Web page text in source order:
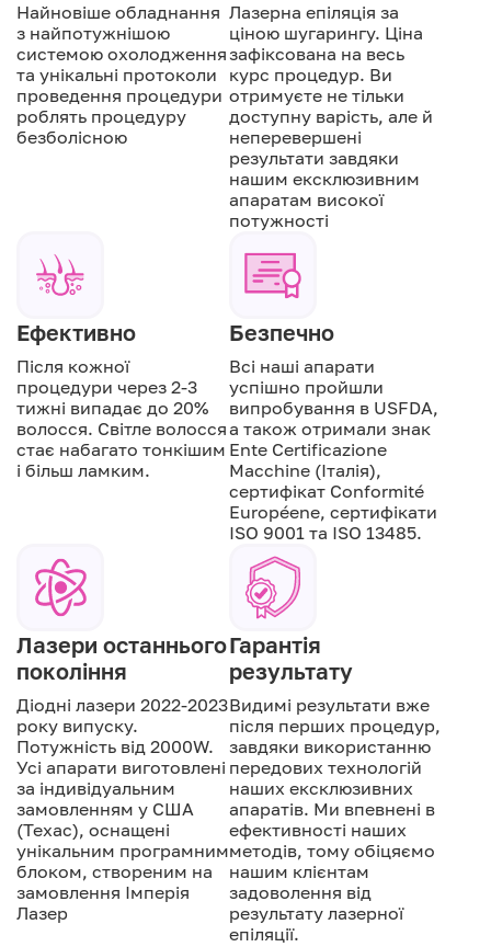
Найновіше обладнання
з найпотужнішою
системою охолодження
та унікальні протоколи
проведення процедури
роблять процедуру
безболісною
Лазерна епіляція за
ціною шугарингу. Ціна
зафіксована на весь
курс процедур. Ви
отримуєте не тільки
доступну варість, але й
неперевершені
результати завдяки
нашим ексклюзивним
апаратам високої
потужності
Ефективно
Після кожної
процедури через 2-3
тижні випадає до 20%
волосся. Світле волосся
стає набагато тонкішим
і більш ламким.
Безпечно
Всі наші апарати
успішно пройшли
випробування в USFDA,
а також отримали знак
Ente Certificazione
Macchine (Італія),
сертифікат Conformité
Européene, сертифікати
ISO 9001 та ISO 13485.
Лазери останнього
покоління
Діодні лазери 2022-2023
року випуску.
Потужність від 2000W.
Усі апарати виготовлені
за індивідуальним
замовленням у США
(Техас), оснащені
унікальним програмним
блоком, створеним на
замовлення Імперія
Лазер
Гарантія
результату
Видимі результати вже
після перших процедур,
завдяки використанню
передових технологій
наших ексклюзивних
апаратів. Ми впевнені в
ефективності наших
методів, тому обіцяємо
нашим клієнтам
задоволення від
результату лазерної
епіляції.